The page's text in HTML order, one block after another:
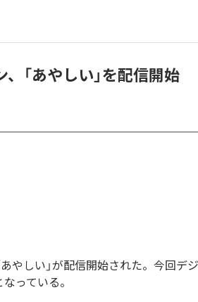
、「あやしい」を配信開始
あやしい」が配信開始された。今回デ
なっている。